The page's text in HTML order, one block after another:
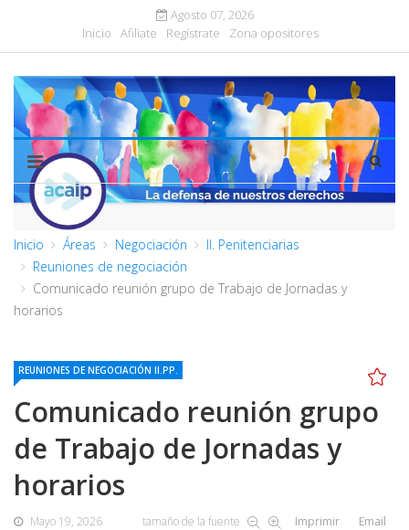
Agosto 07, 2026
Inicio
Afiliate Regístrate Zona opositores
Inicio Áreas Negociación
II. Penitenciarias
Reuniones de negociación
Comunicado reunión grupo de Trabajo de Jornadas y
horarios
REUNIONES DE NEGOCIACIÓN II.PP.
Comunicado reunión grupo
de Trabajo de Jornadas y
horarios
Mayo 19, 2026 tamaño de la fuente Imprimir Email